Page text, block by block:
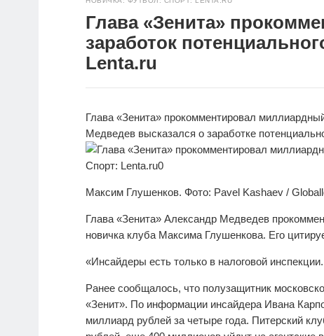
Глава «Зенита»
заработок
Lenta.ru
Глава «Зенита» прокомментировал
Медведев высказался о заработке
Максим Глушенков. Фото: Pavel Kashaev /
Глава «Зенита» Александр Медведев
новичка клуба Максима Глушенкова. Его
«Инсайдеры есть только в налоговой
Ранее сообщалось, что полузащитник
«Зенит». По информации инсайдера Ивана
миллиард рублей за четыре года. Питерский